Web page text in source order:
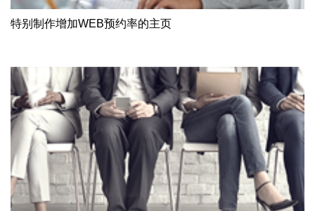
特别制作增加WEB预约率的主页